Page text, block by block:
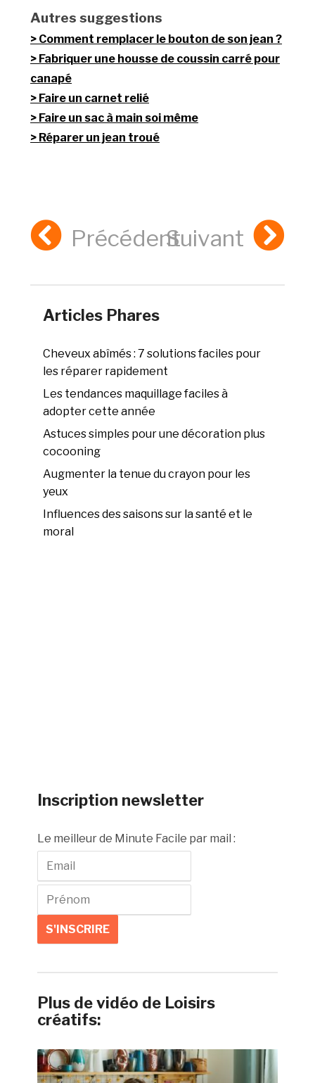
Autres suggestions
Comment remplacer le bouton de son jean ?
Fabriquer une housse de coussin carré pour
canapé
Faire un carnet relié
Faire un sac à main soi même
Réparer un jean troué
PrécédentSuivant
Articles Phares
Cheveux abîmés : 7 solutions faciles pour
les réparer rapidement
Les tendances maquillage faciles à
adopter cette année
Astuces simples pour une décoration plus
cocooning
Augmenter la tenue du crayon pour les
yeux
Influences des saisons sur la santé et le
moral
Inscription newsletter
Le meilleur de Minute Facile par mail :
Plus de vidéo de Loisirs
créatifs: